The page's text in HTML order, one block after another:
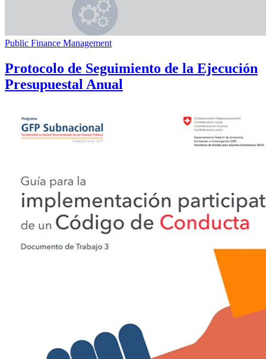
Public Finance Management
Protocolo de Seguimiento de la Ejecución
Presupuestal Anual